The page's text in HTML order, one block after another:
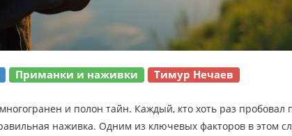
Приманки и наживки Тимур Нечаев
и полон тайн. Каждый, кто хоть раз пробовал
наживка. Одним из ключевых факторов в этом